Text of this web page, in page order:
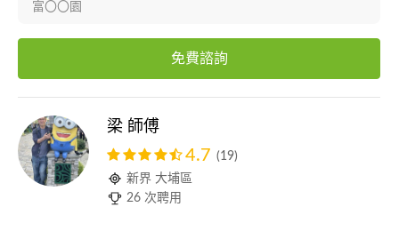
富〇〇園
免費諮詢
梁 師傅
4.7 (19)
新界 大埔區
26 次聘用